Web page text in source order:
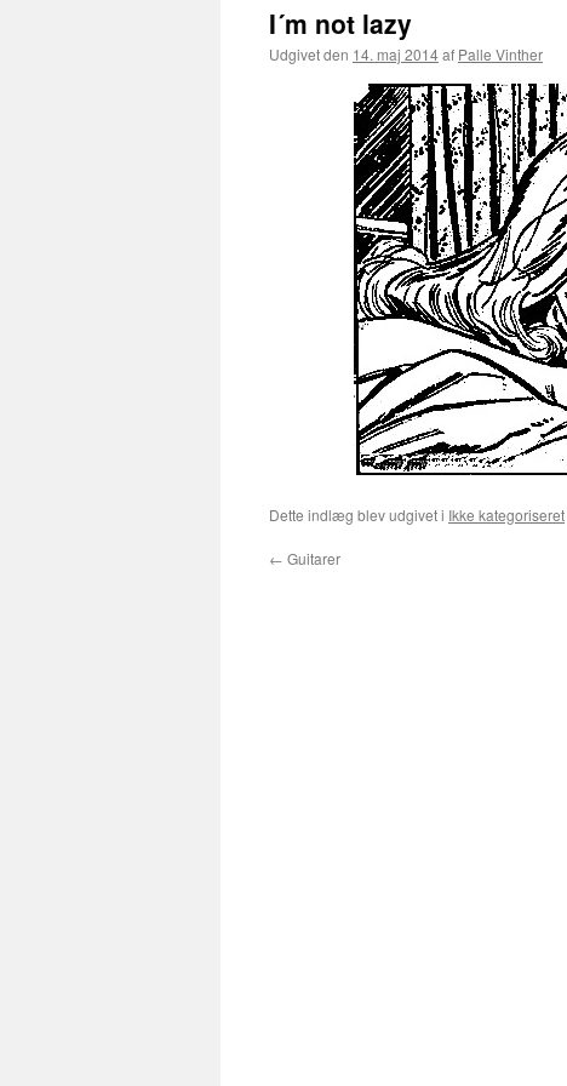
I´m not lazy
Udgivet den 14. maj 2014af Palle Vinther
Dette indlæg blev udgivet i Ikke kategoriseret
← Guitarer